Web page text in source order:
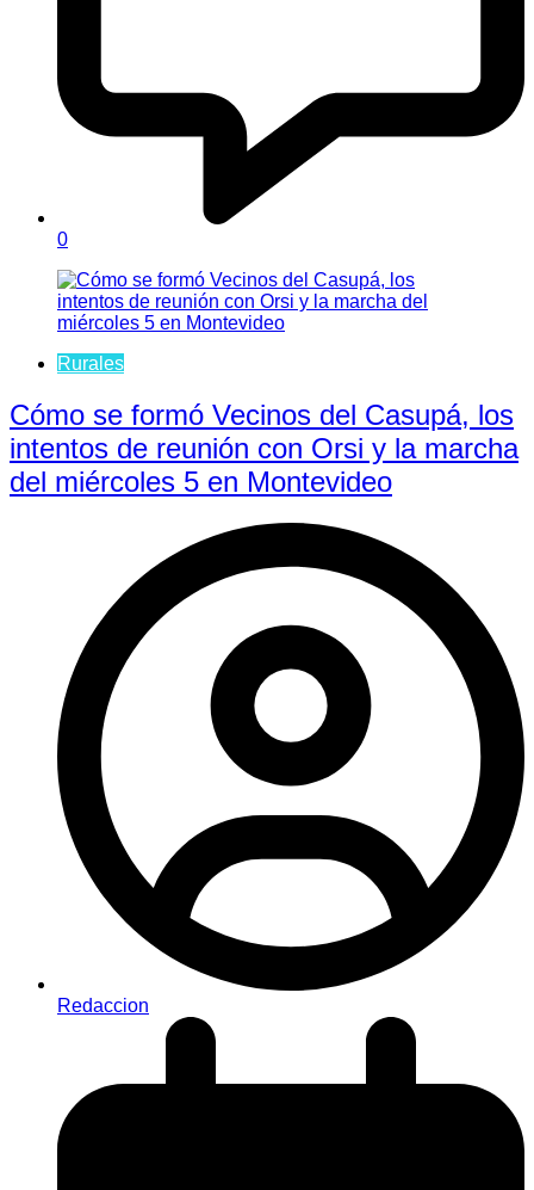
0
Rurales
Cómo se formó Vecinos del Casupá, los
intentos de reunión con Orsi y la marcha
del miércoles 5 en Montevideo
Redaccion